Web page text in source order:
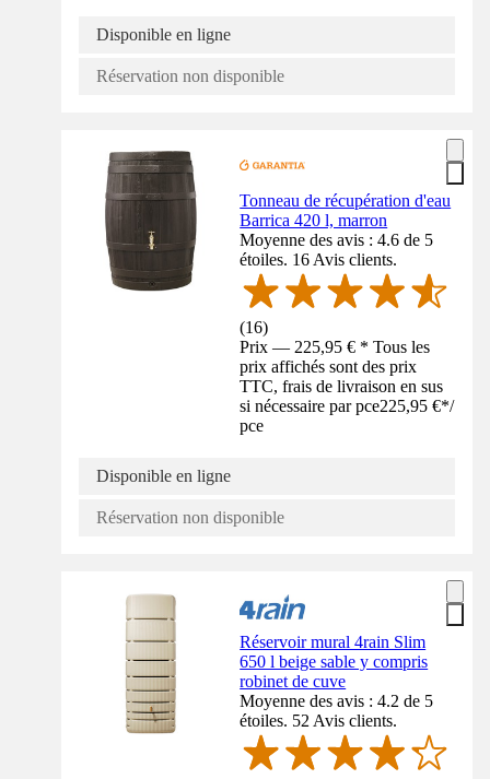
Disponible en ligne
Réservation non disponible
Tonneau de récupération d'eau
Barrica 420 l, marron
Moyenne des avis : 4.6 de 5
étoiles. 16 Avis clients.
(16)
Prix — 225,95 € * Tous les
prix affichés sont des prix
TTC, frais de livraison en sus
si nécessaire par pce225,95 €*/
pce
Disponible en ligne
Réservation non disponible
Réservoir mural 4rain Slim
650 l beige sable y compris
robinet de cuve
Moyenne des avis : 4.2 de 5
étoiles. 52 Avis clients.